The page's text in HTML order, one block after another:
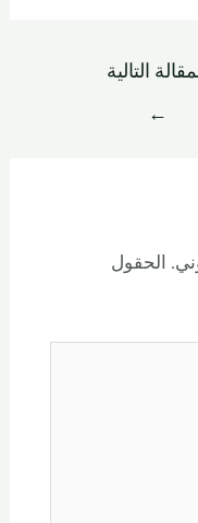
التالية
←
الحقول